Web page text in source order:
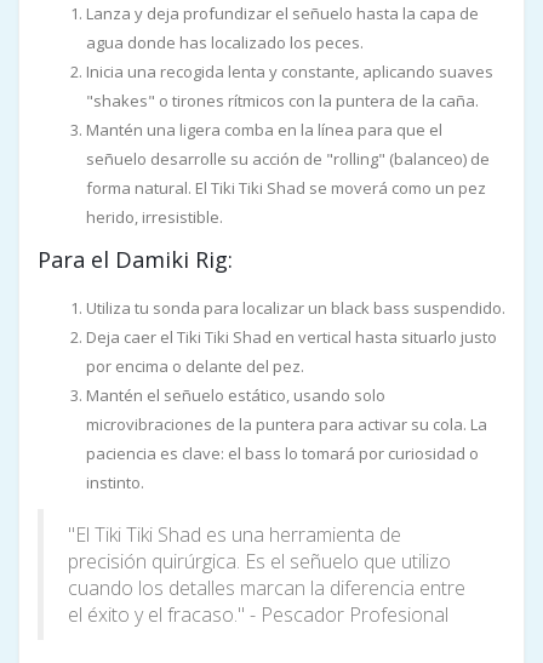
Lanza y deja profundizar el señuelo hasta la capa de
agua donde has localizado los peces.
Inicia una recogida lenta y constante, aplicando suaves
"shakes" o tirones rítmicos con la puntera de la caña.
Mantén una ligera comba en la línea para que el
señuelo desarrolle su acción de "rolling" (balanceo) de
forma natural. El Tiki Tiki Shad se moverá como un pez
herido, irresistible.
Para el Damiki Rig:
Utiliza tu sonda para localizar un black bass suspendido.
Deja caer el Tiki Tiki Shad en vertical hasta situarlo justo
por encima o delante del pez.
Mantén el señuelo estático, usando solo
microvibraciones de la puntera para activar su cola. La
paciencia es clave: el bass lo tomará por curiosidad o
instinto.
"El Tiki Tiki Shad es una herramienta de
precisión quirúrgica. Es el señuelo que utilizo
cuando los detalles marcan la diferencia entre
el éxito y el fracaso." - Pescador Profesional